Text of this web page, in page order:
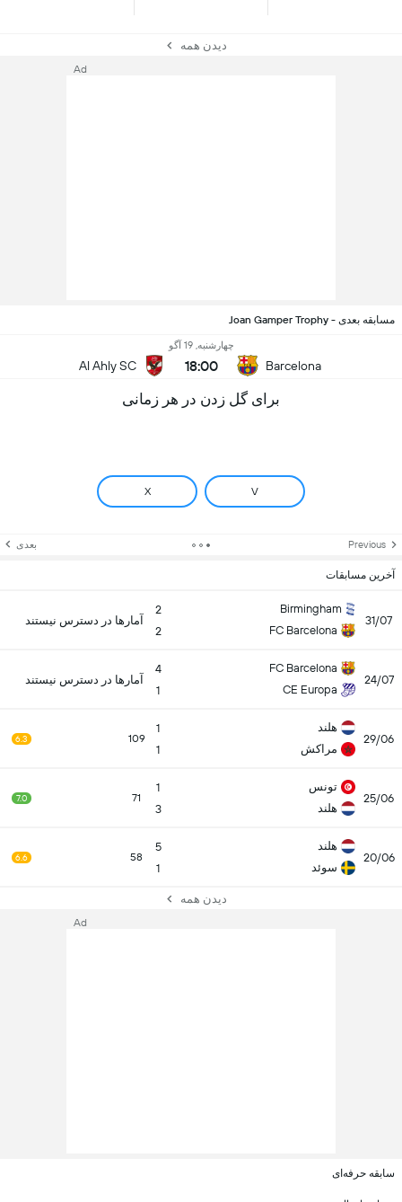
دیدن همه
Ad
مسابقه بعدی - Joan Gamper Trophy
Barcelona
چهارشنبه, 19 آگو
18:00
Al Ahly SC
برای گل زدن در هر زمانی
V
X
Previous بعدی
آخرین مسابقات
31/07
Birmingham
FC Barcelona
2
2
آمارها در دسترس نیستند
24/07
FC Barcelona
CE Europa
4
1
آمارها در دسترس نیستند
29/06
هلند
مراکش
1
1
109
6.3
25/06
تونس
هلند
1
3
71
7.0
20/06
هلند
سوئد
5
1
58
6.6
دیدن همه
سابقه حرفه‌ای
Ad